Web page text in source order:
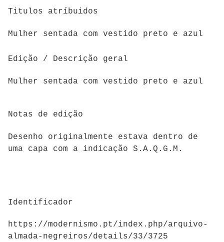
Titulos atríbuidos
Mulher sentada com vestido preto e azul
Edição / Descrição geral
Mulher sentada com vestido preto e azul
Notas de edição
Desenho originalmente estava dentro de
uma capa com a indicação S.A.Q.G.M.
Identificador
https://modernismo.pt/index.php/arquivo-
almada-negreiros/details/33/3725